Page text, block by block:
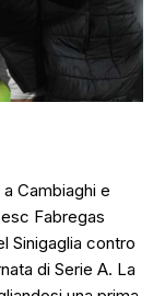
Cambiaghi e
Fabregas
Sinigaglia contro
di Serie A. La